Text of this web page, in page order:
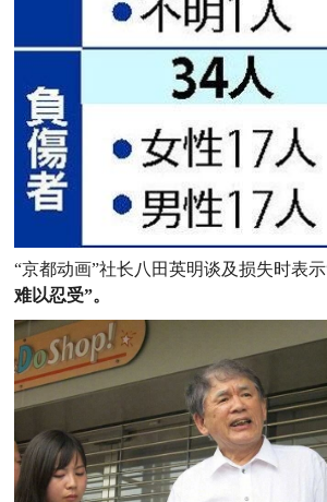
“京都动画”社长八田英明谈及损失时表示
难以忍受”。